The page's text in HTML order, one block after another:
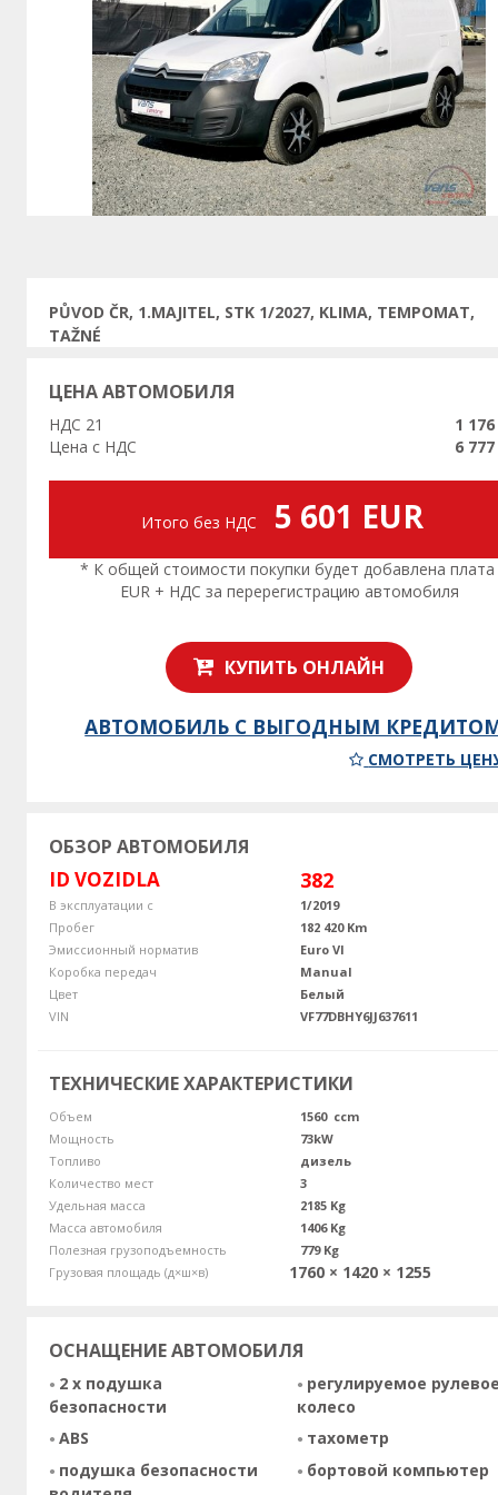
Предыдущая
PŮVOD ČR, 1.MAJITEL, STK 1/2027, KLIMA, TEMPOMAT,
TAŽNÉ
ЦЕНА АВТОМОБИЛЯ
НДС 21
1 176
Цена с НДС
6 777
Итого без НДС 5 601 EUR
* К общей стоимости покупки будет добавлена плата
EUR + НДС за перерегистрацию автомобиля
КУПИТЬ ОНЛАЙН
АВТОМОБИЛЬ С ВЫГОДНЫМ
СМОТРЕТЬ
ОБЗОР АВТОМОБИЛЯ
ID VOZIDLA 382
В эксплуатации с
1/2019
Пробег
182 420 Km
Эмиссионный норматив
Euro VI
Коробка передач
Manual
Цвет
Белый
VIN
VF77DBHY6JJ637611
ТЕХНИЧЕСКИЕ ХАРАКТЕРИСТИКИ
Объем
1560 ccm
Мощность
73kW
Топливо
дизель
Количество мест
3
Удельная масса
2185 Kg
Масса автомобиля
1406 Kg
Полезная грузоподъемность
779 Kg
Грузовая площадь (д×ш×в)
1760 × 1420 × 1255
ОСНАЩЕНИЕ АВТОМОБИЛЯ
2 x подушка
безопасности
ABS
подушка безопасности
регулируемое
колесо
тахометр
бортовой компьютер